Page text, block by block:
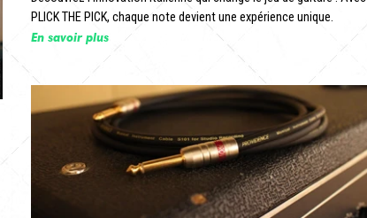
PLICK THE PICK, chaque note devient une expérience unique.
En savoir plus